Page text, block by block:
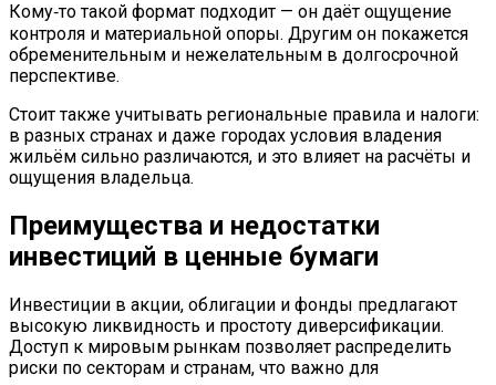
Кому‑то такой формат подходит — он даёт ощущение
контроля и материальной опоры. Другим он покажется
обременительным и нежелательным в долгосрочной
перспективе.
Стоит также учитывать региональные правила и налоги:
в разных странах и даже городах условия владения
жильём сильно различаются, и это влияет на расчёты и
ощущения владельца.
Преимущества и недостатки
инвестиций в ценные бумаги
Инвестиции в акции, облигации и фонды предлагают
высокую ликвидность и простоту диверсификации.
Доступ к мировым рынкам позволяет распределить
риски по секторам и странам, что важно для